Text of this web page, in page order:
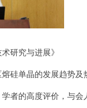
研究与进展》
单晶的发展趋势及
的高度评价，与会